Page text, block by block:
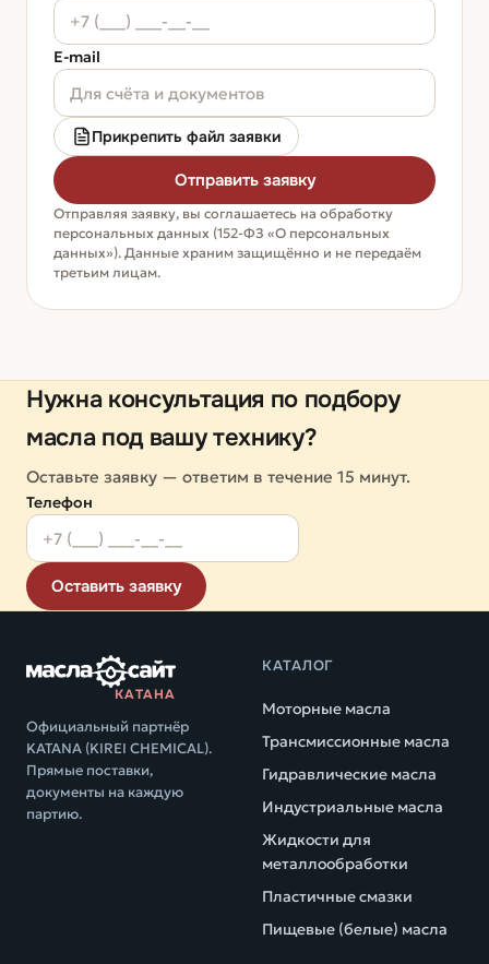
E-mail
Прикрепить файл заявки
Отправить заявку
Отправляя заявку, вы соглашаетесь на обработку
персональных данных (152-ФЗ «О персональных
данных»). Данные храним защищённо и не передаём
третьим лицам.
Нужна консультация по подбору
масла под вашу технику?
Оставьте заявку — ответим в течение 15 минут.
Телефон
Оставить заявку
КАТАНА
Официальный партнёр
KATANA (KIREI CHEMICAL).
Прямые поставки,
документы на каждую
партию.
КАТАЛОГ
Моторные масла
Трансмиссионные масла
Гидравлические масла
Индустриальные масла
Жидкости для
металлообработки
Пластичные смазки
Пищевые (белые) масла